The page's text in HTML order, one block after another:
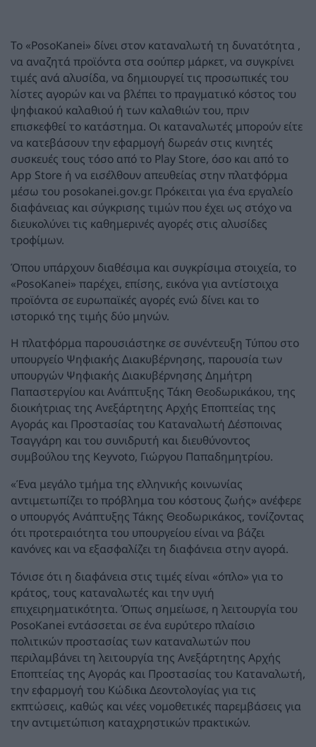
Το «PosoKanei» δίνει στον καταναλωτή τη δυνατότητα ,
να αναζητά προϊόντα στα σούπερ μάρκετ, να συγκρίνει
τιμές ανά αλυσίδα, να δημιουργεί τις προσωπικές του
λίστες αγορών και να βλέπει το πραγματικό κόστος του
ψηφιακού καλαθιού ή των καλαθιών του, πριν
επισκεφθεί το κατάστημα. Οι καταναλωτές μπορούν είτε
να κατεβάσουν την εφαρμογή δωρεάν στις κινητές
συσκευές τους τόσο από το Play Store, όσο και από το
App Store ή να εισέλθουν απευθείας στην πλατφόρμα
μέσω του posokanei.gov.gr. Πρόκειται για ένα εργαλείο
διαφάνειας και σύγκρισης τιμών που έχει ως στόχο να
διευκολύνει τις καθημερινές αγορές στις αλυσίδες
τροφίμων.
Όπου υπάρχουν διαθέσιμα και συγκρίσιμα στοιχεία, το
«PosoKanei» παρέχει, επίσης, εικόνα για αντίστοιχα
προϊόντα σε ευρωπαϊκές αγορές ενώ δίνει και το
ιστορικό της τιμής δύο μηνών.
Η πλατφόρμα παρουσιάστηκε σε συνέντευξη Τύπου στο
υπουργείο Ψηφιακής Διακυβέρνησης, παρουσία των
υπουργών Ψηφιακής Διακυβέρνησης Δημήτρη
Παπαστεργίου και Ανάπτυξης Τάκη Θεοδωρικάκου, της
διοικήτριας της Ανεξάρτητης Αρχής Εποπτείας της
Αγοράς και Προστασίας του Καταναλωτή Δέσποινας
Τσαγγάρη και του συνιδρυτή και διευθύνοντος
συμβούλου της Keyvoto, Γιώργου Παπαδημητρίου.
«Ένα μεγάλο τμήμα της ελληνικής κοινωνίας
αντιμετωπίζει το πρόβλημα του κόστους ζωής» ανέφερε
ο υπουργός Ανάπτυξης Τάκης Θεοδωρικάκος, τονίζοντας
ότι προτεραιότητα του υπουργείου είναι να βάζει
κανόνες και να εξασφαλίζει τη διαφάνεια στην αγορά.
Τόνισε ότι η διαφάνεια στις τιμές είναι «όπλο» για το
κράτος, τους καταναλωτές και την υγιή
επιχειρηματικότητα. Όπως σημείωσε, η λειτουργία του
PosoKanei εντάσσεται σε ένα ευρύτερο πλαίσιο
πολιτικών προστασίας των καταναλωτών που
περιλαμβάνει τη λειτουργία της Ανεξάρτητης Αρχής
Εποπτείας της Αγοράς και Προστασίας του Καταναλωτή,
την εφαρμογή του Κώδικα Δεοντολογίας για τις
εκπτώσεις, καθώς και νέες νομοθετικές παρεμβάσεις για
την αντιμετώπιση καταχρηστικών πρακτικών.